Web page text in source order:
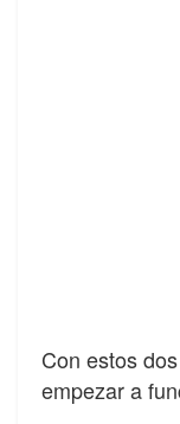
Con estos
empezar a